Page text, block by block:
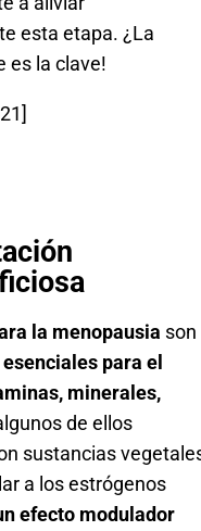
esta etapa. ¿La
es la clave!
la menopausia son
para el
minerales,
de ellos
sustancias
a los estrógenos
efecto modulador